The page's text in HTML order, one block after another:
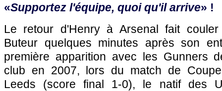
«Supportez l'équipe, quoi qu'il arrive» !
Le retour d'Henry à Arsenal fait
Buteur quelques minutes après son
première apparition avec les Gunners
club en 2007, lors du match de
Leeds (score final 1-0), le natif des